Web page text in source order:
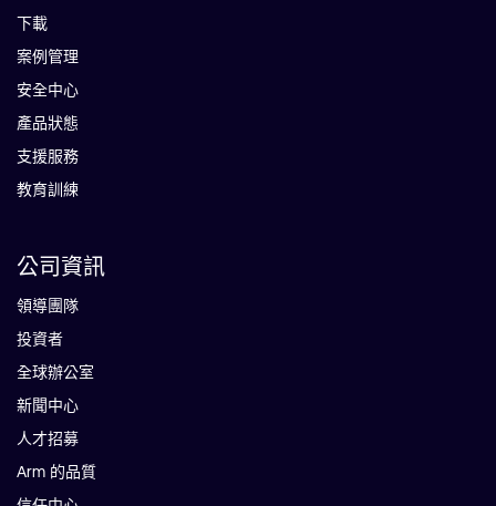
下載
案例管理
安全中心
產品狀態
支援服務
教育訓練
公司資訊
領導團隊
投資者
全球辦公室
新聞中心
人才招募
Arm 的品質